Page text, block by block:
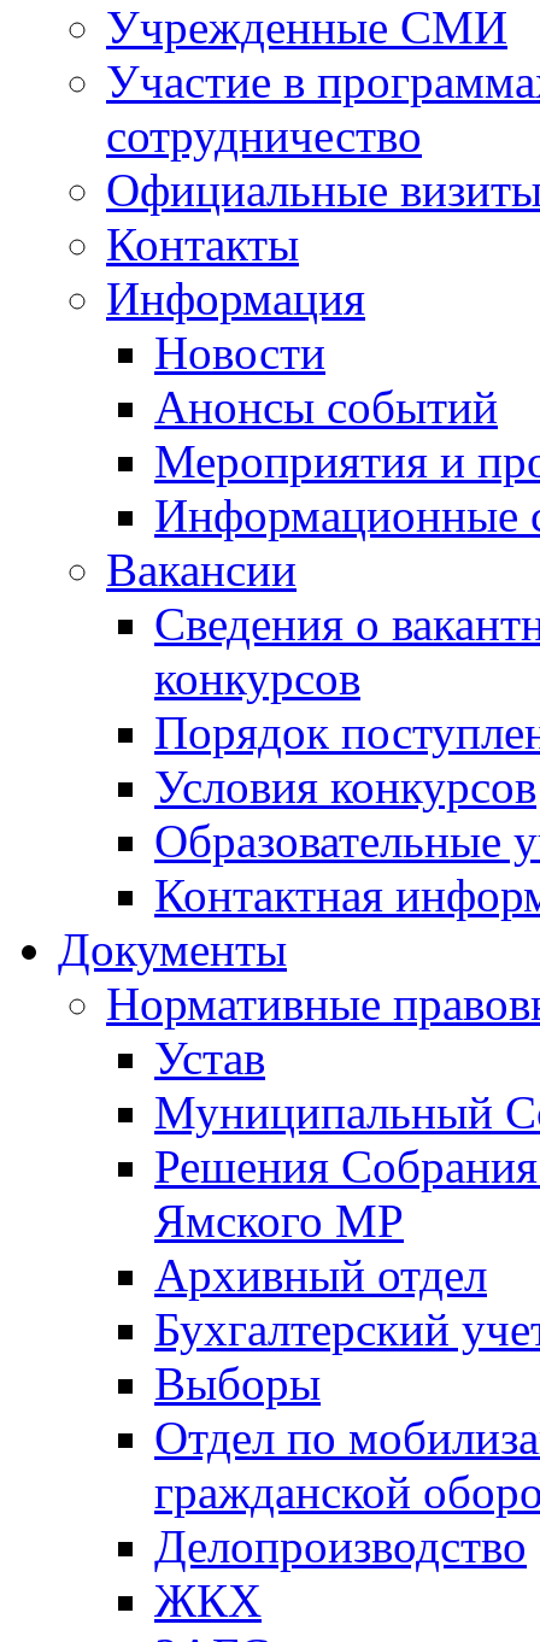
Учрежденные СМИ
Участие в
сотрудничество
Официальные
Контакты
Информация
Новости
Анонсы событий
Мероприятия и
Информационные
Вакансии
Сведения о
конкурсов
Порядок
Условия конкурсов
Образовательные
Контактная
Документы
Нормативные
Устав
Муниципальный
Решения
Ямского МР
Архивный отдел
Бухгалтерский
Выборы
Отдел по
гражданской
Делопроизводство
ЖКХ